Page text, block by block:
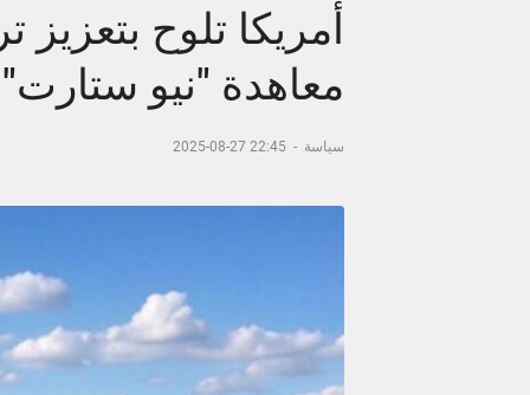
أمريكا تلوح بتعزيز
معاهدة "نيو ستارت"
سياسة -
22:45 27-08-2025